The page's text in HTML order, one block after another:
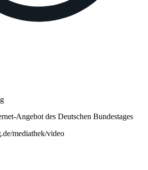
Angebot des Deutschen Bundestages
mediathek/video